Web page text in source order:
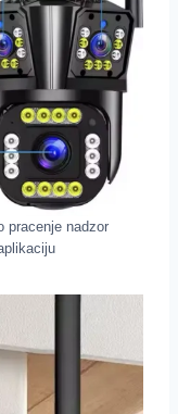
pracenje nadzor